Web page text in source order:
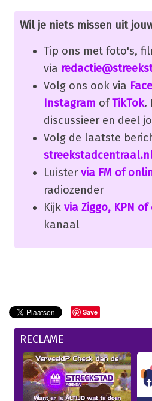
Wil je niets missen uit
Tip ons met foto's,
via
Volg ons ook via
Instagram ofTikTok.
discussieer en deel
Volg de laatste
Luister via FM of
radiozender
Kijk via Ziggo, KPN
kanaal
Save
RECLAME